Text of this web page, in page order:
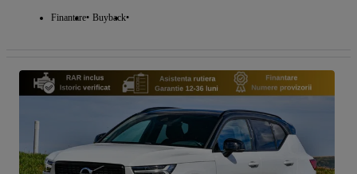
Finantare Buyback